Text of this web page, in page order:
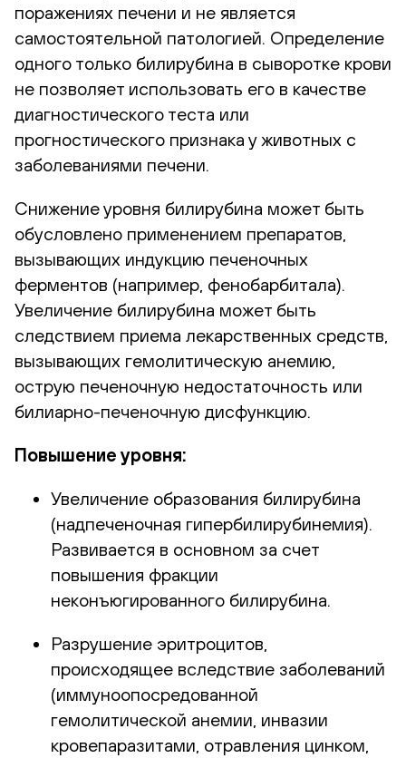
поражениях печени и не является
самостоятельной патологией. Определение
одного только билирубина в сыворотке крови
не позволяет использовать его в качестве
диагностического теста или
прогностического признака у животных с
заболеваниями печени.
Снижение уровня билирубина может быть
обусловлено применением препаратов,
вызывающих индукцию печеночных
ферментов (например, фенобарбитала).
Увеличение билирубина может быть
следствием приема лекарственных средств,
вызывающих гемолитическую анемию,
острую печеночную недостаточность или
билиарно-печеночную дисфункцию.
Повышение уровня:
Увеличение образования билирубина
(надпеченочная гипербилирубинемия).
Развивается в основном за счет
повышения фракции
неконъюгированного билирубина.
Разрушение эритроцитов,
происходящее вследствие заболеваний
(иммуноопосредованной
гемолитической анемии, инвазии
кровепаразитами, отравления цинком,